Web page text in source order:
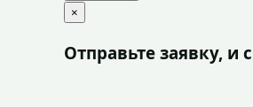
×
Отправьте заявку,